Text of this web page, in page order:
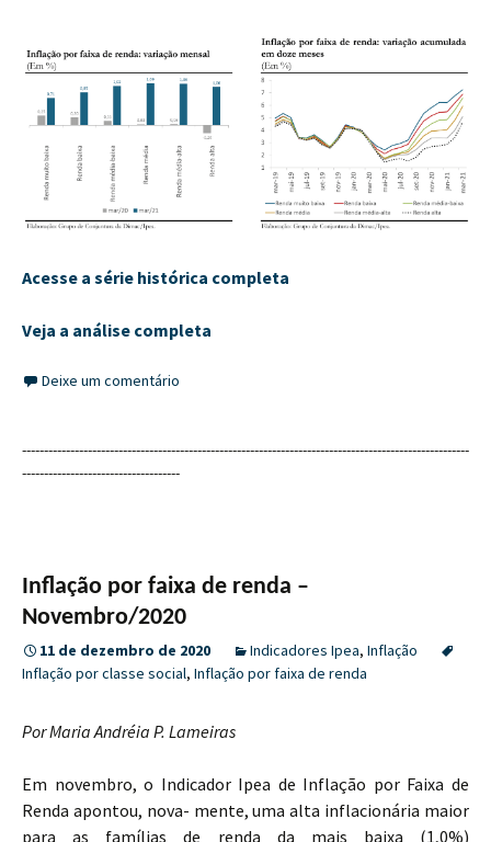
Acesse a série histórica completa
Veja a análise completa
Deixe um comentário
------------------------------------------------------------------------------------------------------
------------------------------------
Inflação por faixa de renda –
Novembro/2020
11 de dezembro de 2020 Indicadores Ipea, Inflação
Inflação por classe social, Inflação por faixa de renda
Por Maria Andréia P. Lameiras
Em novembro, o Indicador Ipea de Inflação por Faixa de
Renda apontou, nova- mente, uma alta inflacionária maior
para as famílias de renda da mais baixa (1,0%)